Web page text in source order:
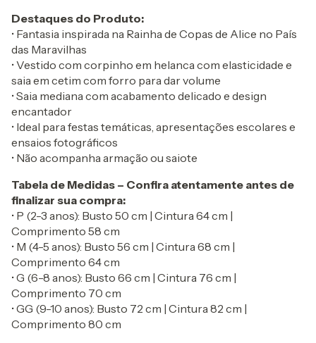
Destaques do Produto:
• Fantasia inspirada na Rainha de Copas de Alice no País
das Maravilhas
• Vestido com corpinho em helanca com elasticidade e
saia em cetim com forro para dar volume
• Saia mediana com acabamento delicado e design
encantador
• Ideal para festas temáticas, apresentações escolares e
ensaios fotográficos
• Não acompanha armação ou saiote
Tabela de Medidas – Confira atentamente antes de
finalizar sua compra:
• P (2-3 anos): Busto 50 cm | Cintura 64 cm |
Comprimento 58 cm
• M (4-5 anos): Busto 56 cm | Cintura 68 cm |
Comprimento 64 cm
• G (6-8 anos): Busto 66 cm | Cintura 76 cm |
Comprimento 70 cm
• GG (9-10 anos): Busto 72 cm | Cintura 82 cm |
Comprimento 80 cm